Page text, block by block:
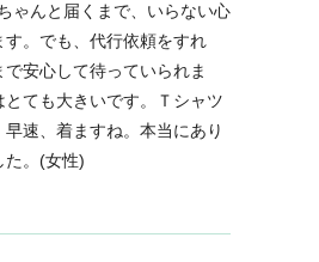
ゃんと届くまで、いらない心
す。でも、代行依頼をすれ
安心して待っていられま
ても大きいです。Ｔシャツ
速、着ますね。本当にあり
た。(女性)